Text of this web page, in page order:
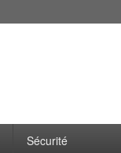
Sécurité